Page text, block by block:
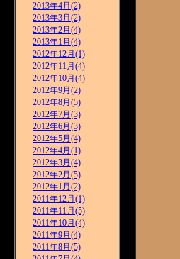
2013年4月(2)
2013年3月(2)
2013年2月(4)
2013年1月(4)
2012年12月(1)
2012年11月(4)
2012年10月(4)
2012年9月(2)
2012年8月(5)
2012年7月(3)
2012年6月(3)
2012年5月(4)
2012年4月(1)
2012年3月(4)
2012年2月(5)
2012年1月(2)
2011年12月(1)
2011年11月(5)
2011年10月(4)
2011年9月(4)
2011年8月(5)